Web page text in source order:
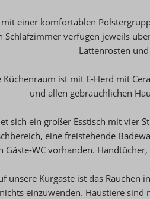
einer komfortablen
Schlafzimmer verfügen jeweils
Lattenrosten
Küchenraum ist mit E-Herd mit
und allen gebräuchlichen
sich ein großer Esstisch mit vier
eine freistehende
Gäste-WC vorhanden.
unsere Kurgäste ist das Rauchen
einzuwenden. Haustiere